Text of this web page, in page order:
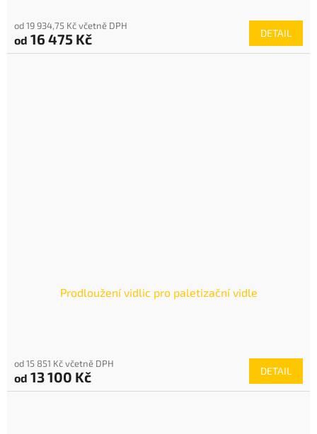
od 19 934,75 Kč včetně DPH
od 16 475 Kč DETAIL
Prodloužení vidlic pro paletizační vidle
od 15 851 Kč včetně DPH
od 13 100 Kč DETAIL